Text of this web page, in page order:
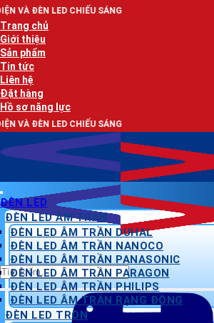
Bỏ
qua
nội
dung
SÁNG
Trang chủ
Giới thiệu
Sản phẩm
Tin tức
Liên hệ
Đặt hàng
Hồ sơ năng lực
SÁNG
Tìm
kiếm:
ĐÈN LED
ĐÈN LED ÂM TRẦN
ĐÈN LED ÂM TRẦN DUHAL
ĐÈN LED ÂM TRẦN NANOCO
ĐÈN LED ÂM TRẦN PANASONIC
ĐÈN LED ÂM TRẦN PARAGON
ĐÈN LED ÂM TRẦN PHILIPS
ĐÈN LED ÂM TRẦN RẠNG ĐÔNG
ĐÈN LED TRÒN